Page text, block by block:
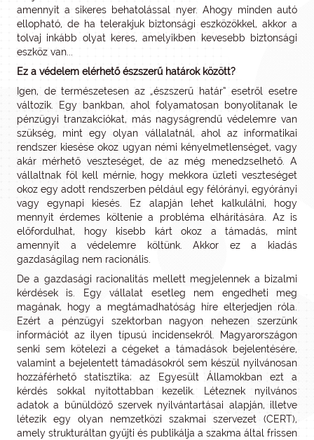
amennyit a sikeres behatolással nyer. Ahogy minden autó
ellopható, de ha telerakjuk biztonsági eszközökkel, akkor a
tolvaj inkább olyat keres, amelyikben kevesebb biztonsági
eszköz van...
Ez a védelem elérhető észszerű határok között?
Igen, de természetesen az „észszerű határ” esetről esetre
változik. Egy bankban, ahol folyamatosan bonyolítanak le
pénzügyi tranzakciókat, más nagyságrendű védelemre van
szükség, mint egy olyan vállalatnál, ahol az informatikai
rendszer kiesése okoz ugyan némi kényelmetlenséget, vagy
akár mérhető veszteséget, de az még menedzselhető. A
vállaltnak föl kell mérnie, hogy mekkora üzleti veszteséget
okoz egy adott rendszerben például egy félórányi, egyórányi
vagy egynapi kiesés. Ez alapján lehet kalkulálni, hogy
mennyit érdemes költenie a probléma elhárítására. Az is
előfordulhat, hogy kisebb kárt okoz a támadás, mint
amennyit a védelemre költünk. Akkor ez a kiadás
gazdaságilag nem racionális.
De a gazdasági racionalitás mellett megjelennek a bizalmi
kérdések is. Egy vállalat esetleg nem engedheti meg
magának, hogy a megtámadhatóság híre elterjedjen róla.
Ezért a pénzügyi szektorban nagyon nehezen szerzünk
információt az ilyen típusú incidensekről. Magyarországon
senki sem kötelezi a cégeket a támadások bejelentésére,
valamint a bejelentett támadásokról sem készül nyilvánosan
hozzáférhető statisztika; az Egyesült Államokban ezt a
kérdés sokkal nyitottabban kezelik. Léteznek nyilvános
adatok a bűnüldöző szervek nyilvántartásai alapján, illetve
létezik egy olyan nemzetközi szakmai szervezet (CERT),
amely strukturáltan gyűjti és publikálja a szakma által frissen